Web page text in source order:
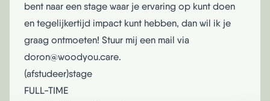
bent naar een stage waar je ervaring op kunt doen
en tegelijkertijd impact kunt hebben, dan wil ik je
graag ontmoeten! Stuur mij een mail via
doron@woodyou.care.
(afstudeer)stage
FULL-TIME